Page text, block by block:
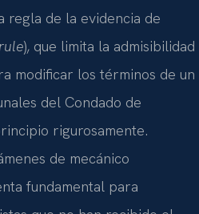
regla de la evidencia de
), que limita la admisibilidad
modificar los términos de un
del Condado de
rigurosamente.
de mecánico
fundamental para